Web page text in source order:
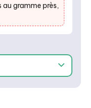
au gramme près,